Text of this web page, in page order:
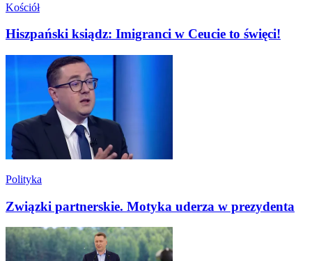
Kościół
Hiszpański ksiądz: Imigranci w Ceucie to święci!
Polityka
Związki partnerskie. Motyka uderza w prezydenta